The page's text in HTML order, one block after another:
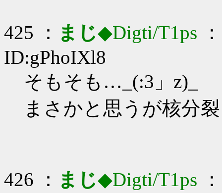
425 ： まじ◆Digti/T1ps
ID:gPhoIXl8
そもそも…_(:3」z)_
まさかと思うが核分
426 ： まじ◆Digti/T1ps